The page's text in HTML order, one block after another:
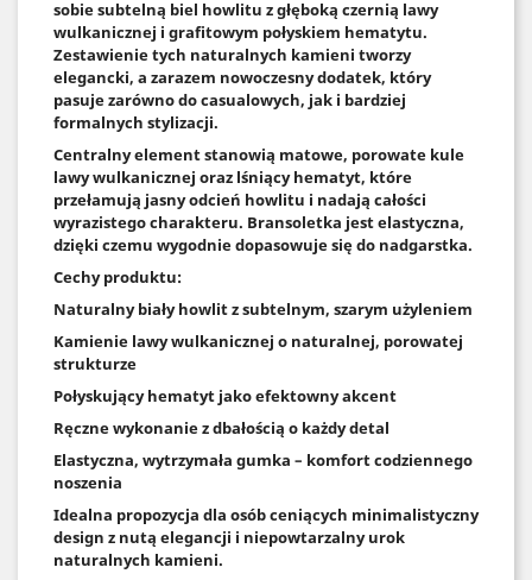
sobie subtelną biel howlitu z głęboką czernią lawy
wulkanicznej i grafitowym połyskiem hematytu.
Zestawienie tych naturalnych kamieni tworzy
elegancki, a zarazem nowoczesny dodatek, który
pasuje zarówno do casualowych, jak i bardziej
formalnych stylizacji.
Centralny element stanowią matowe, porowate kule
lawy wulkanicznej oraz lśniący hematyt, które
przełamują jasny odcień howlitu i nadają całości
wyrazistego charakteru. Bransoletka jest elastyczna,
dzięki czemu wygodnie dopasowuje się do nadgarstka.
Cechy produktu:
Naturalny biały howlit z subtelnym, szarym użyleniem
Kamienie lawy wulkanicznej o naturalnej, porowatej
strukturze
Połyskujący hematyt jako efektowny akcent
Ręczne wykonanie z dbałością o każdy detal
Elastyczna, wytrzymała gumka – komfort codziennego
noszenia
Idealna propozycja dla osób ceniących minimalistyczny
design z nutą elegancji i niepowtarzalny urok
naturalnych kamieni.